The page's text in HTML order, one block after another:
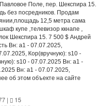
Поле, пер. Шекспира 15.
без посредников. Продам
12,5 метра сама
купе ,телевизор ккнапе ,
Шекспира 15. 7 500 $ Андрей
Вн: a1 - 07.07.2025,
Кор(вручную): s10 -
s10 - 07.07.2025 Вн: a1 -
Вн: a1 - 07.07.2025,
об этом объекте на сайте
|
15